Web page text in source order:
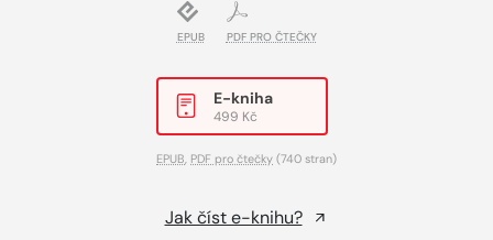
EPUB PDF PRO ČTEČKY
E-kniha
499 Kč
EPUB PDF pro čtečky (740 stran)
Jak číst e-knihu?